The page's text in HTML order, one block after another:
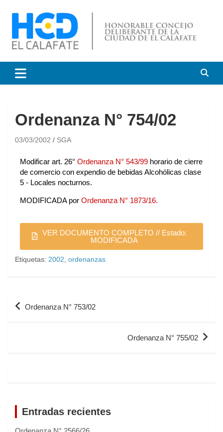
Honorable Concejo
Deliberante de El Calafate
Ordenanza N° 754/02
03/03/2002 SGA
Modificar art. 26° Ordenanza N° 543/99 horario de cierre
de comercio con expendio de bebidas Alcohólicas clase
5 - Locales nocturnos.
MODIFICADA por Ordenanza N° 1873/16.
VER DOCUMENTO COMPLETO // Estado:
MODIFICADA
Etiquetas: 2002 ordenanzas
Ordenanza N° 753/02
Ordenanza N° 755/02
Entradas recientes